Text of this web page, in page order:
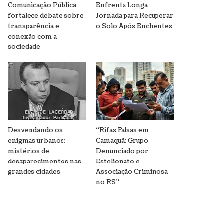
Comunicação Pública
fortalece debate sobre
transparência e
conexão com a
sociedade
Enfrenta Longa
Jornada para Recuperar
o Solo Após Enchentes
Desvendando os
enigmas urbanos:
mistérios de
desaparecimentos nas
grandes cidades
“Rifas Falsas em
Camaquã: Grupo
Denunciado por
Estelionato e
Associação Criminosa
no RS”